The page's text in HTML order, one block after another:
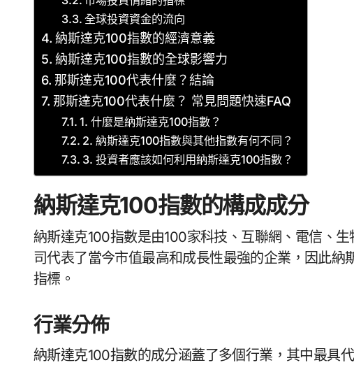
全球投資資金的流向
納斯達克100指數的經濟意義
納斯達克100指數的全球影響力
那斯達克100代表什麼？結論
那斯達克100代表什麼？ 常見問題快速FAQ
1. 什麼是納斯達克100指數？
2. 納斯達克100指數與其他指數有何不同？
3. 投資者應該如何利用納斯達克100指數？
納斯達克100指數的構成成分
納斯達克100指數是由100家科技、互聯網、電信、
司代表了當今市值最高和成長性最強的企業，因此
指標。
行業分佈
納斯達克100指數的成分涵蓋了多個行業，其中最具